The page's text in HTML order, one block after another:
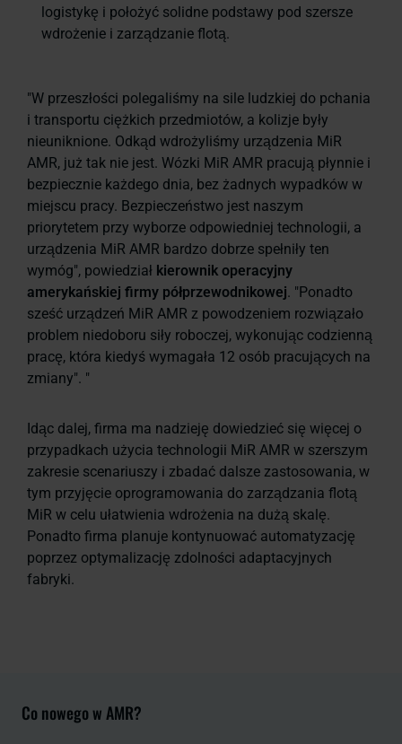
logistykę i położyć solidne podstawy pod szersze
wdrożenie i zarządzanie flotą.
"W przeszłości polegaliśmy na sile ludzkiej do pchania
i transportu ciężkich przedmiotów, a kolizje były
nieuniknione. Odkąd wdrożyliśmy urządzenia MiR
AMR, już tak nie jest. Wózki MiR AMR pracują płynnie i
bezpiecznie każdego dnia, bez żadnych wypadków w
miejscu pracy. Bezpieczeństwo jest naszym
priorytetem przy wyborze odpowiedniej technologii, a
urządzenia MiR AMR bardzo dobrze spełniły ten
wymóg", powiedział kierownik operacyjny
amerykańskiej firmy półprzewodnikowej. "Ponadto
sześć urządzeń MiR AMR z powodzeniem rozwiązało
problem niedoboru siły roboczej, wykonując codzienną
pracę, która kiedyś wymagała 12 osób pracujących na
zmiany". "
Idąc dalej, firma ma nadzieję dowiedzieć się więcej o
przypadkach użycia technologii MiR AMR w szerszym
zakresie scenariuszy i zbadać dalsze zastosowania, w
tym przyjęcie oprogramowania do zarządzania flotą
MiR w celu ułatwienia wdrożenia na dużą skalę.
Ponadto firma planuje kontynuować automatyzację
poprzez optymalizację zdolności adaptacyjnych
fabryki.
Co nowego w AMR?